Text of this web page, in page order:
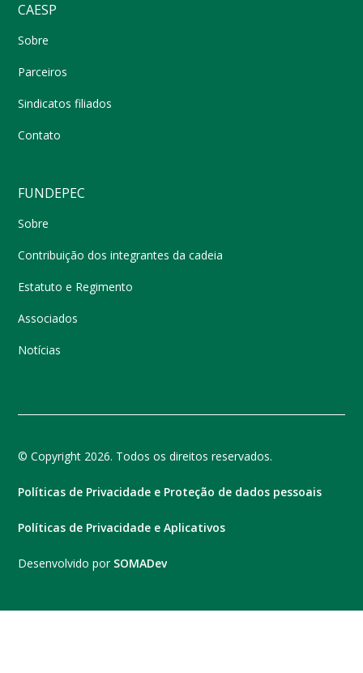
CAESP
Sobre
Parceiros
Sindicatos filiados
Contato
FUNDEPEC
Sobre
Contribuição dos integrantes da cadeia
Estatuto e Regimento
Associados
Notícias
© Copyright 2026. Todos os direitos reservados.
Políticas de Privacidade e Proteção de dados pessoais
Políticas de Privacidade e Aplicativos
Desenvolvido por SOMADev